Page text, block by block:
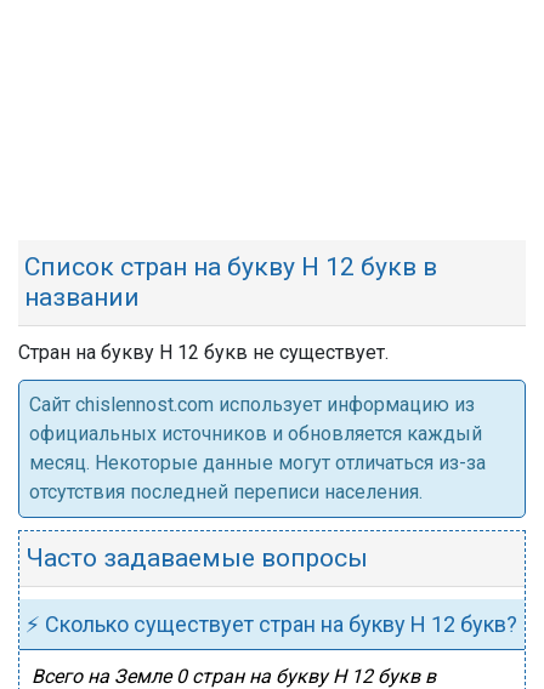
Список стран на букву Н 12 букв в
названии
Стран на букву Н 12 букв не существует.
Cайт chislennost.com использует информацию из
официальных источников и обновляется каждый
месяц. Некоторые данные могут отличаться из-за
отсутствия последней переписи населения.
Часто задаваемые вопросы
⚡ Сколько существует стран на букву Н 12 букв?
Всего на Земле 0 стран на букву Н 12 букв в